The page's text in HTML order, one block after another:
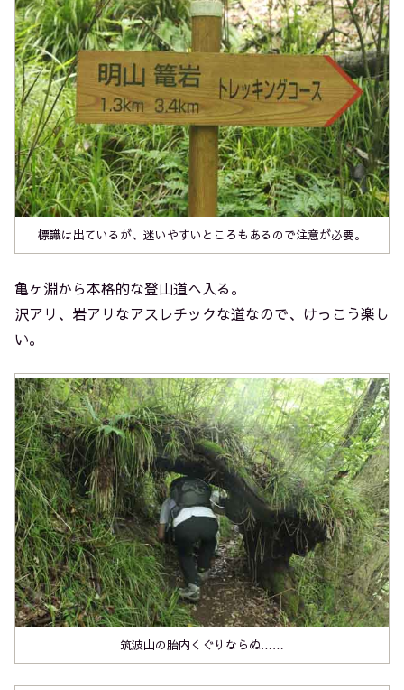
標識は出ているが、迷いやすいところもあるので注意が必要。
亀ヶ淵から本格的な登山道へ入る。
沢アリ、岩アリなアスレチックな道なので、けっこう楽し
い。
筑波山の胎内くぐりならぬ……